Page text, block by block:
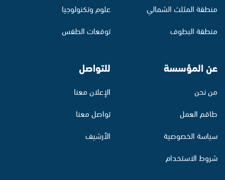
منطقة المثلث الشمالي
منطقة البطوف
علوم وتكنولوجيا
توقعات الطقس
عن المؤسسة
من نحن
طاقم العمل
سياسة الخصوصية
شروط الاستخدام
للتواصل
الإعلان معنا
تواصل معنا
الأرشيف